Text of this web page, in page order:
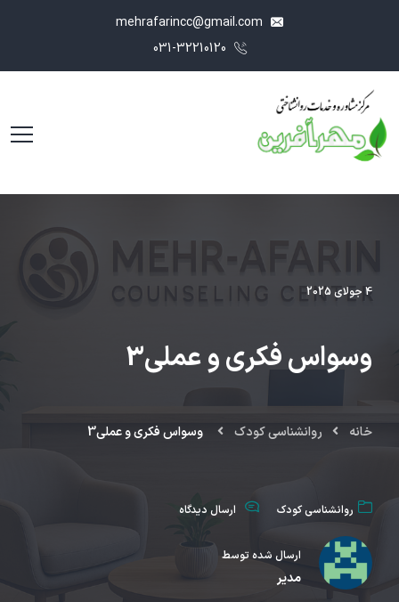
4 جولای 2025
وسواس فکری و عملی3
خانه روانشناسي كودك وسواس فکری و عملی3
روانشناسي كودك ارسال دیدگاه
ارسال شده توسط
مدیر